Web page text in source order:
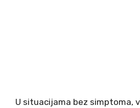
U situacijama bez simptoma,